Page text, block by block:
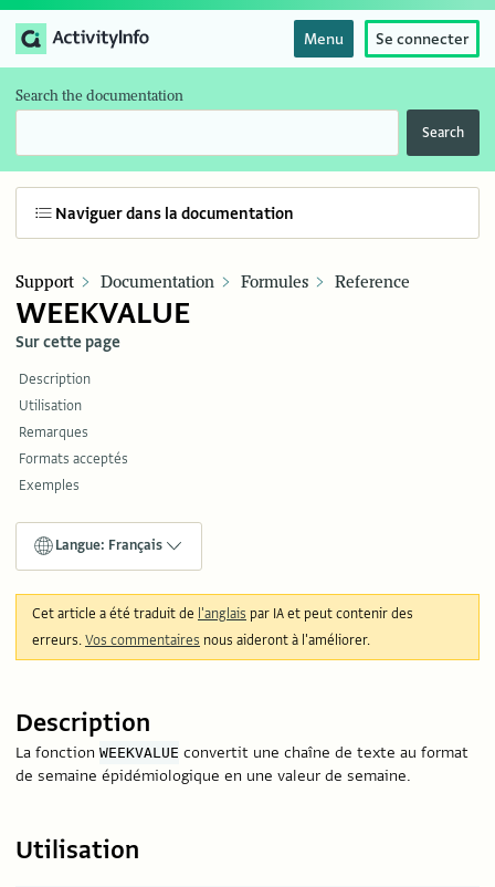
Menu Se connecter
Search the documentation
Search
Naviguer dans la documentation
Support Documentation Formules Reference
WEEKVALUE
Sur cette page
Description
Utilisation
Remarques
Formats acceptés
Exemples
Langue: Français
Cet article a été traduit de l'anglais par IA et peut contenir des
erreurs.Vos commentaires nous aideront à l'améliorer.
Description
La fonction WEEKVALUE convertit une chaîne de texte au format
de semaine épidémiologique en une valeur de semaine.
Utilisation